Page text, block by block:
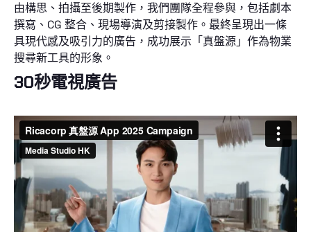
由構思、拍攝至後期製作，我們團隊全程參與，包括劇本
撰寫、CG 整合、現場導演及剪接製作。最終呈現出一條
具現代感及吸引力的廣告，成功展示「真盤源」作為物業
搜尋新工具的形象。
30秒電視廣告